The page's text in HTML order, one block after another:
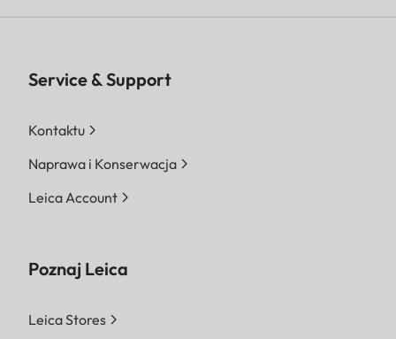
Service & Support
Kontaktu
Naprawa i Konserwacja
Leica Account
Poznaj Leica
Leica Stores